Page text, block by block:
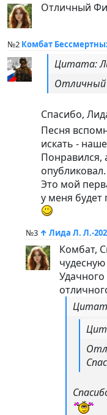
Отличный
№2 Комбат
Цитата:
Отличный
Спасибо,
Песня
искать -
Понравился,
Это мой
у меня
№3 ↑ Лида Л. Л.-
Комбат,